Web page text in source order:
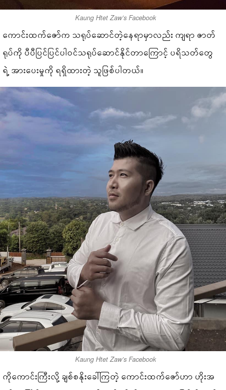
Kaung Htet Zaw’s Facebook
ကောင်းထက်ဇော်က သရုပ်ဆောင်တဲ့နေရာမှာလည်း ကျရာ ဇာတ်
ရုပ်ကို ပီပီပြင်ပြင်ပါဝင်သရုပ်ဆောင်နိုင်တာကြောင့် ပရိသတ်တွေ
ရဲ့ အားပေးမှုကို ရရှိထားတဲ့ သူဖြစ်ပါတယ်။
Kaung Htet Zaw’s Facebook
ကိုကောင်းကြီးလို့ ချစ်စနိုးခေါ်ကြတဲ့ ကောင်းထက်ဇော်ဟာ ဟိုးအ